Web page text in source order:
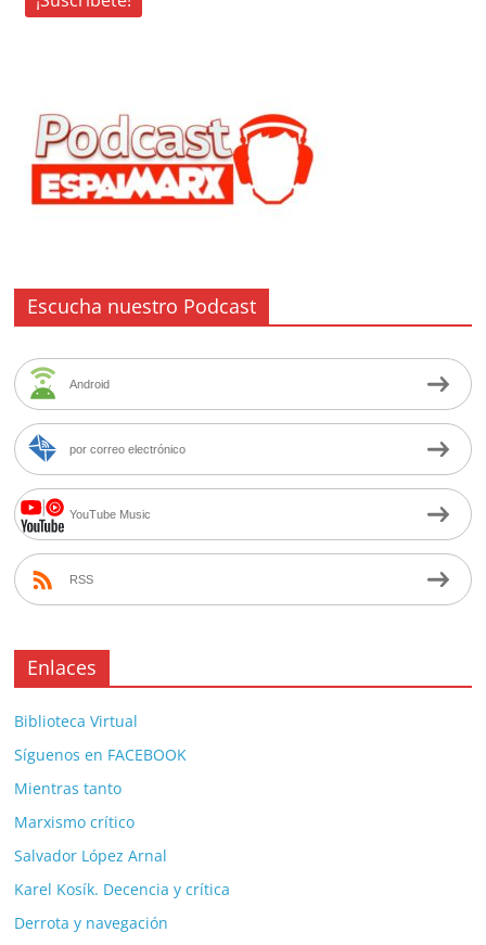
Escucha nuestro Podcast
Android
por correo electrónico
YouTube Music
RSS
Enlaces
Biblioteca Virtual
Síguenos en FACEBOOK
Mientras tanto
Marxismo crítico
Salvador López Arnal
Karel Kosík. Decencia y crítica
Derrota y navegación